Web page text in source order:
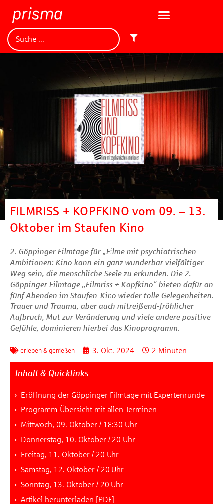
FILMRISS + KOPFKINO vom 09. – 13.
Oktober im Staufen Kino
2. Göppinger Filmtage für „Filme mit psychiatrischen
Ambitionen: Kino kann ein ganz wunderbar vielfältiger
Weg sein, die menschliche Seele zu erkunden. Die 2.
Göppinger Filmtage „Filmriss + Kopfkino“ bieten dafür an
fünf Abenden im Staufen-Kino wieder tolle Gelegenheiten.
Trauer und Trauma, aber auch mitreißend-fröhlicher
Aufbruch, Mut zur Veränderung und viele andere positive
Gefühle, dominieren hierbei das Kinoprogramm.
erleben & genießen 3. Okt. 2024 2 Minuten
Inhalt & Quicklinks
Eröffnung der Göppinger Filmtage mit Expertenrunde
Programm-Übersicht mit allen Terminen
Mittwoch, 09. Oktober / 18:30 Uhr
Donnerstag, 10. Oktober / 20 Uhr
Freitag, 11. Oktober / 20 Uhr
Samstag, 12. Oktober / 20 Uhr
Sonntag, 13. Oktober / 20 Uhr
Artikel herunterladen [PDF]